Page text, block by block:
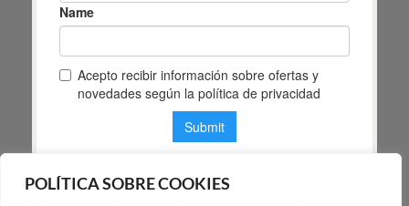
POLÍTICA SOBRE COOKIES